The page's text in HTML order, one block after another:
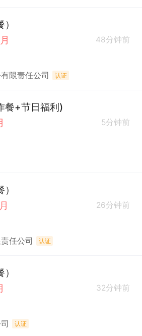
48分钟前
限责任公司 认证
餐+节日福利)
5分钟前
26分钟前
任公司 认证
32分钟前
认证